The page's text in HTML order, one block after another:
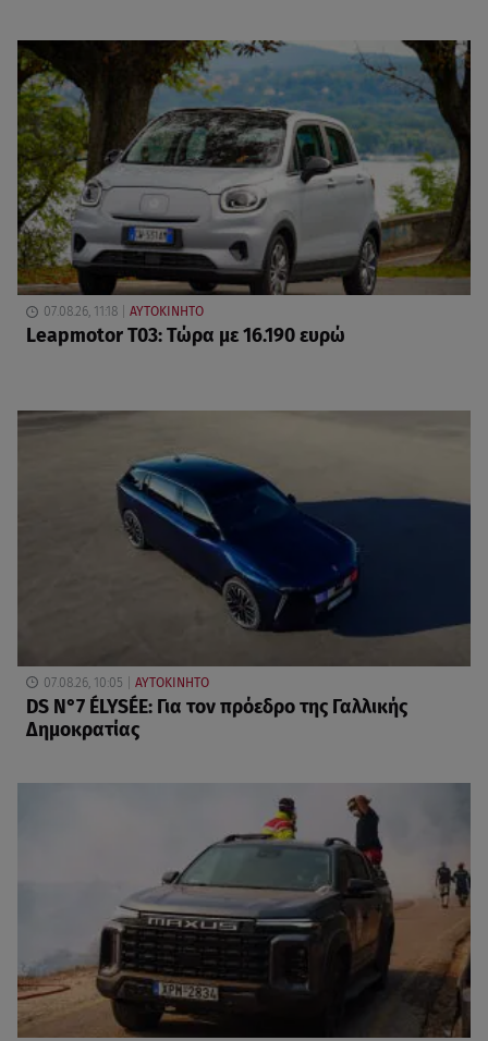
07.08.26, 11:18 ΑΥΤΟΚΙΝΗΤΟ
Leapmotor T03: Τώρα με 16.190 ευρώ
07.08.26, 10:05 ΑΥΤΟΚΙΝΗΤΟ
DS N°7 ÉLYSÉE: Για τον πρόεδρο της Γαλλικής
Δημοκρατίας